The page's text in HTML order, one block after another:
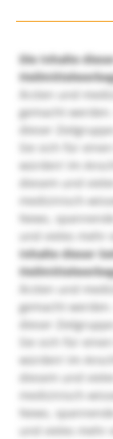
Die Inhalte
Ärzten und
gemacht
dieser
Sie sich für
würden! Im
diesem und
medizinisch-
News,
und vieles mehr
Inhalte dieser
Ärzten und
gemacht
dieser
Sie sich für
würden! Im
diesem und
medizinisch-
News,
und vieles mehr